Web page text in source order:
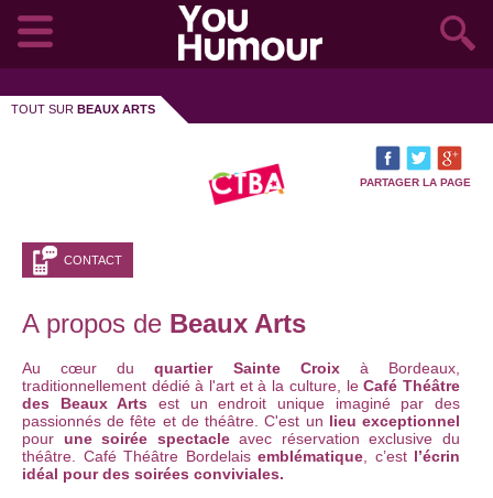
TOUT SUR BEAUX ARTS
PARTAGER LA PAGE
CONTACT
A propos de Beaux Arts
Au cœur duquartier Sainte Croixà Bordeaux,
traditionnellement dédié à l'art et à la culture, leCafé Théâtre
des Beaux Arts est un endroit unique imaginé par des
passionnés de fête et de théâtre. C'est un lieu exceptionnel
pour une soirée spectacleavec réservation exclusive du
théâtre. Café Théâtre Bordelais emblématique , c’est l’écrin
idéal pour des soirées conviviales.